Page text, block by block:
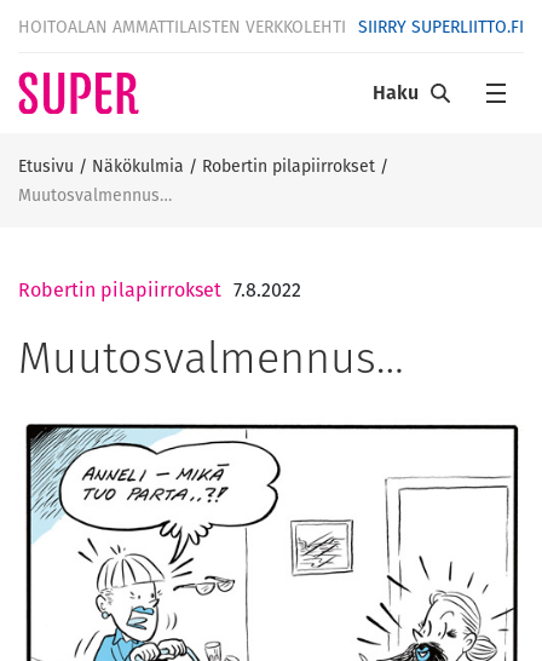
HOITOALAN AMMATTILAISTEN VERKKOLEHTI SIIRRY SUPERLIITTO.FI
Haku
Etusivu / Näkökulmia / Robertin pilapiirrokset /
Muutosvalmennus…
Robertin pilapiirrokset 7.8.2022
Muutosvalmennus…